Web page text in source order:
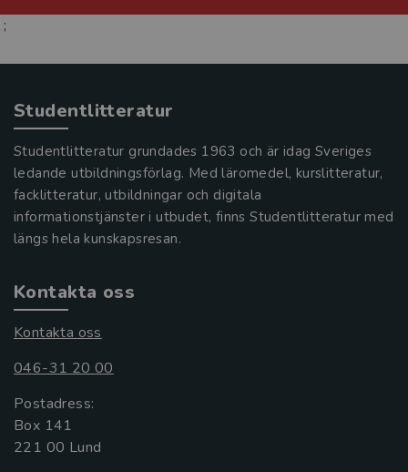
;
Studentlitteratur
Studentlitteratur grundades 1963 och är idag Sveriges
ledande utbildningsförlag. Med läromedel, kurslitteratur,
facklitteratur, utbildningar och digitala
informationstjänster i utbudet, finns Studentlitteratur med
längs hela kunskapsresan.
Kontakta oss
Kontakta oss
046-31 20 00
Postadress:
Box 141
221 00 Lund